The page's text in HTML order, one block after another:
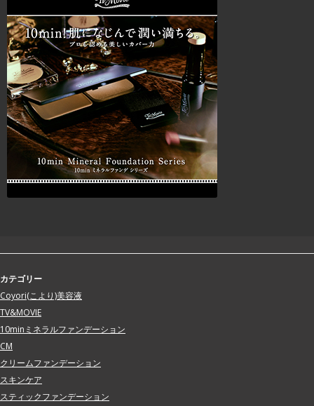
カテゴリー
Coyori(こより)美容液
TV&MOVIE
10minミネラルファンデーション
CM
クリームファンデーション
スキンケア
スティックファンデーション